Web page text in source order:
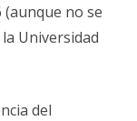
no se
Universidad
del